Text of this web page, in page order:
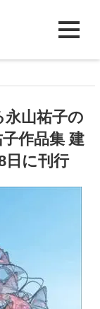
永山祐子の
作品集 建
日に刊行